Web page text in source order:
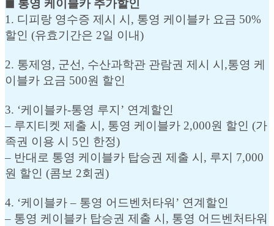
◼︎ 통영 케이블카 추가할인
1. 디피랑 영수증 제시 시, 통영 케이블카 요금 50%
할인 (유효기간은 2일 이내)
2. 통제영, 군선, 수산과학관 관람권 제시 시,통영 케
이블카 요금 500원 할인
3. ‘케이블카-통영 루지’ 연계할인
– 루지티켓 제출 시, 통영 케이블카 2,000원 할인 (가
족권 이용 시 5인 한정)
– 반대로 통영 케이블카 탑승권 제출 시, 루지 7,000
원 할인 (콤보 2회권)
4. ‘케이블카 – 통영 어드벤처타워’ 연계할인
– 통영 케이블카 탑승권 제출 시, 통영 어드벤처타워